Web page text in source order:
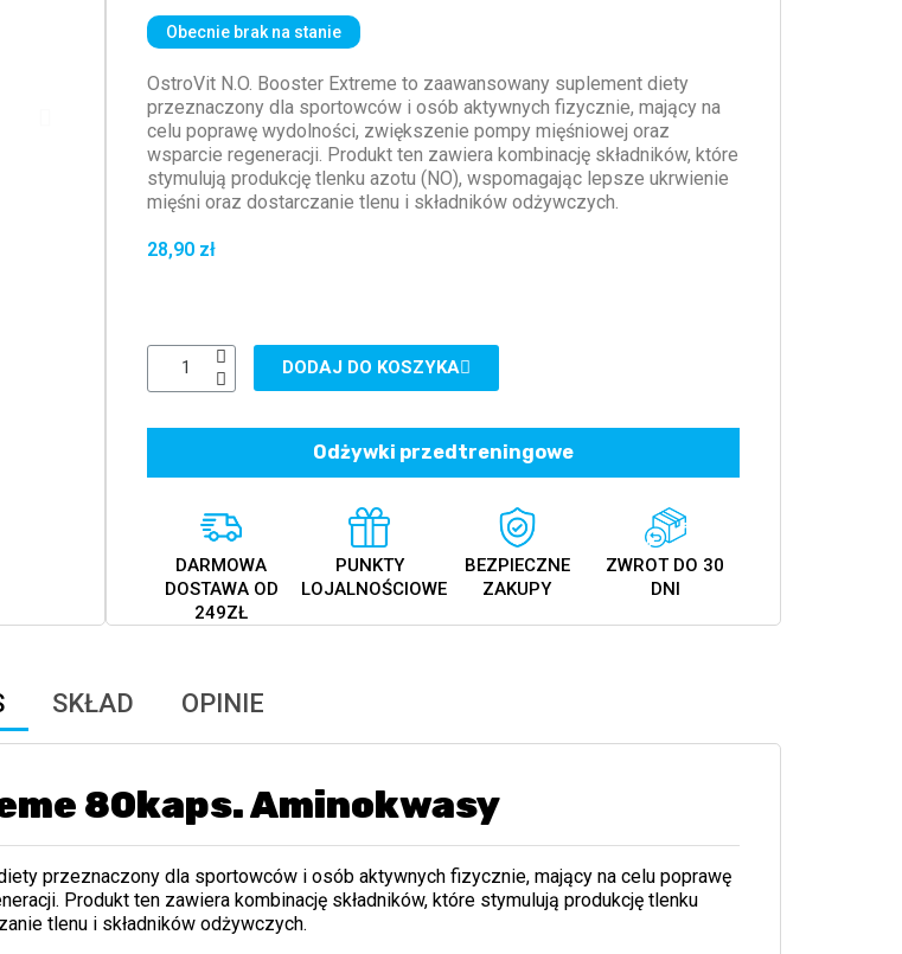
Obecnie brak na stanie
OstroVit N.O. Booster Extreme to zaawansowany suplement diety
przeznaczony dla sportowców i osób aktywnych fizycznie, mający na
celu poprawę wydolności, zwiększenie pompy mięśniowej oraz
wsparcie regeneracji. Produkt ten zawiera kombinację składników, które
stymulują produkcję tlenku azotu (NO), wspomagając lepsze ukrwienie
mięśni oraz dostarczanie tlenu i składników odżywczych.
28,90 zł
DODAJ DO KOSZYKA
Odżywki przedtreningowe
DARMOWA
DOSTAWA OD
249ZŁ
PUNKTY
LOJALNOŚCIOWE
BEZPIECZNE
ZAKUPY
ZWROT DO 30
DNI
SKŁAD OPINIE
80kaps. Aminokwasy
przeznaczony dla sportowców i osób aktywnych fizycznie, mający na celu poprawę
Produkt ten zawiera kombinację składników, które stymulują produkcję tlenku
tlenu i składników odżywczych.